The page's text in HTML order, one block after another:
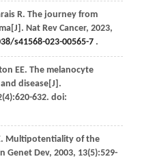
R. The journey from
Nat Rev Cancer, 2023,
s41568-023-00565-7.
EE. The melanocyte
disease[J].
(4):620-632. doi:
. Multipotentiality of the
Genet Dev, 2003, 13(5):529-